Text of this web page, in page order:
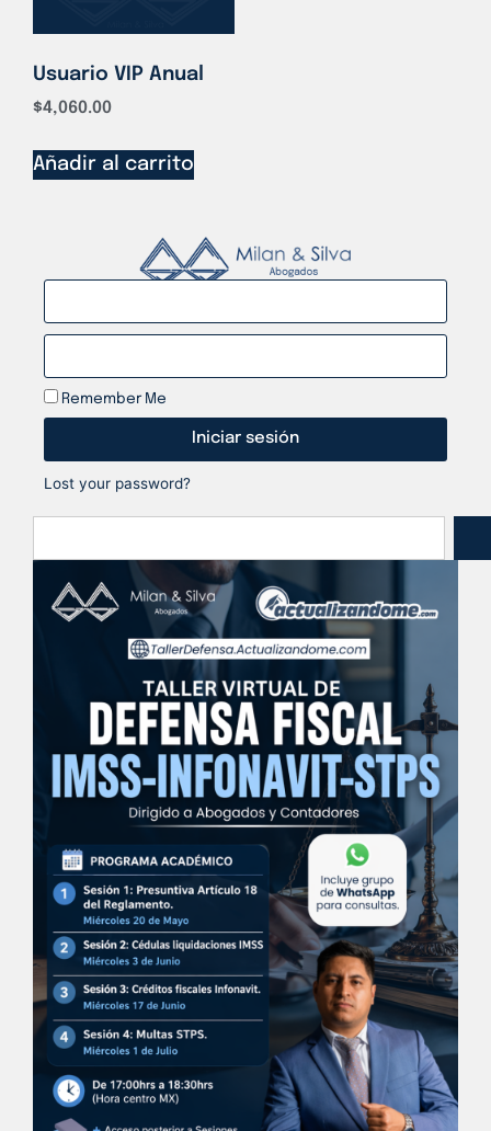
Usuario VIP Anual
$4,060.00
Añadir al carrito
Remember Me
Iniciar sesión
Lost your password?